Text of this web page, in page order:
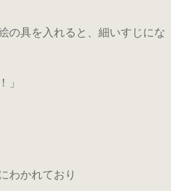
の具を入れると、細いすじにな
」
わかれており